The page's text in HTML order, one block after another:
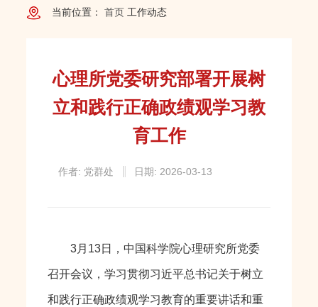
当前位置： 首页 工作动态
心理所党委研究部署开展树
立和践行正确政绩观学习教
育工作
作者: 党群处 日期: 2026-03-13
3月13日，中国科学院心理研究所党委
召开会议，学习贯彻习近平总书记关于树立
和践行正确政绩观学习教育的重要讲话和重